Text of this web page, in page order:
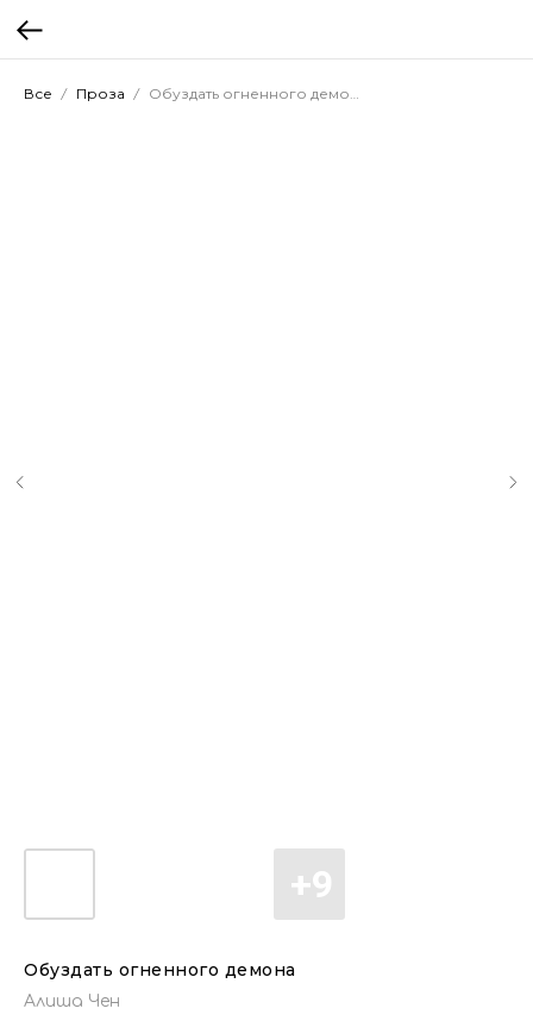
Все Проза Обуздать огненного демона
Обуздать огненного демона
Алиша Чен